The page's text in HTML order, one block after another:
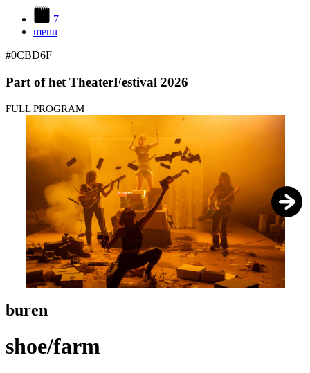
7
menu
#0CBD6F
Part of het TheaterFestival 2026
FULL PROGRAM
1/4
buren
shoe/farm